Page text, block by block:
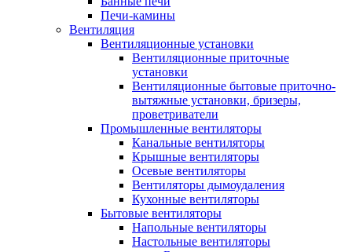
Печи-камины
Вентиляция
Вентиляционные установки
Вентиляционные приточные
установки
Вентиляционные бытовые приточно-
вытяжные установки, бризеры,
проветриватели
Промышленные вентиляторы
Канальные вентиляторы
Крышные вентиляторы
Осевые вентиляторы
Вентиляторы дымоудаления
Кухонные вентиляторы
Бытовые вентиляторы
Напольные вентиляторы
Настольные вентиляторы